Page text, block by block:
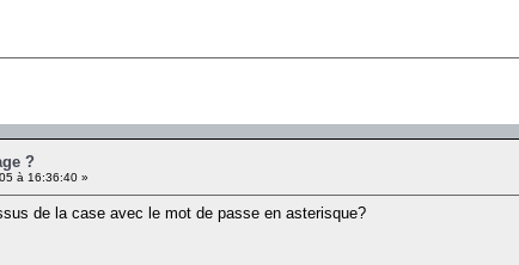
?
à 16:36:40 »
de la case avec le mot de passe en asterisque?